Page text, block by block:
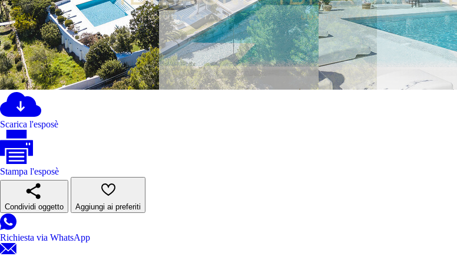
Scarica l'esposè
Stampa l'esposè
Condividi oggetto Aggiungi ai preferiti
Richiesta via WhatsApp